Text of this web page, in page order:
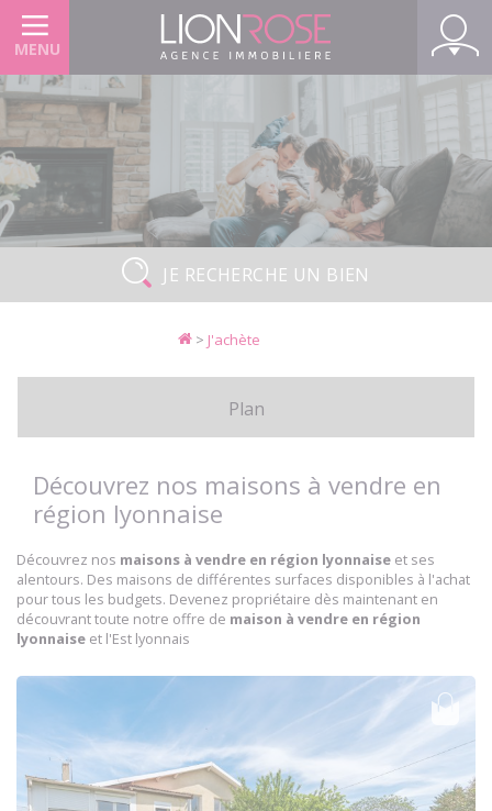
MENU
JE RECHERCHE UN BIEN
> J'achète
Plan
Découvrez nos maisons à vendre en
région lyonnaise
Découvrez nos maisons à vendre en région lyonnaise et ses
alentours. Des maisons de différentes surfaces disponibles à l'achat
pour tous les budgets. Devenez propriétaire dès maintenant en
découvrant toute notre offre de maison à vendre en région
lyonnaise et l'Est lyonnais
Panneau de gestion des cookies